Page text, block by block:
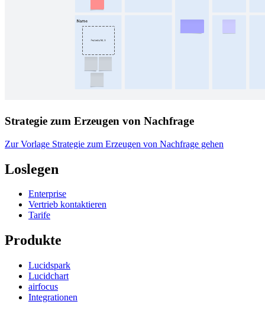
Strategie zum Erzeugen von Nachfrage
Zur Vorlage Strategie zum Erzeugen von Nachfrage gehen
Loslegen
Enterprise
Vertrieb kontaktieren
Tarife
Produkte
Lucidspark
Lucidchart
airfocus
Integrationen